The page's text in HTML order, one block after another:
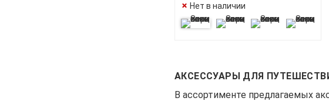
Нет в наличии
АКСЕССУАРЫ ДЛЯ
В ассортименте предлагаемых